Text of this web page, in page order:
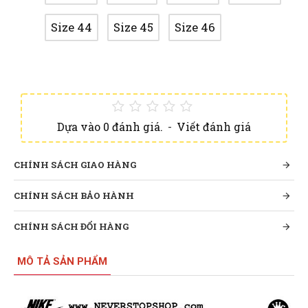
Dựa vào 0 đánh giá. - Viết đánh giá
Size 44 Size 45 Size 46
CHÍNH SÁCH GIAO HÀNG
CHÍNH SÁCH BẢO HÀNH
CHÍNH SÁCH ĐỔI HÀNG
MÔ TẢ SẢN PHẨM